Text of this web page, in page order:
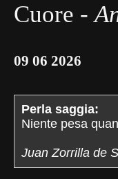
Cuore -
09 06 2026
Perla saggia:
Niente pesa
Juan Zorrilla de